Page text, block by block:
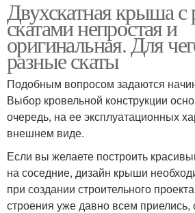
Двухскатная крыша
скатами непростая и
оригинальная. Для
разные скаты
Подобным вопросом задаются
Выбор кровельной конструкции
очередь, на ее эксплуатационных
внешнем виде.
Если вы желаете построить
на соседние, дизайн крыши
при создании строительного
строения уже давно всем